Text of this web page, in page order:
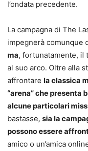
l’ondata precedente.
La campagna di The
impegnerà comunque
ma, fortunatamente, il
al suo arco. Oltre alla
affrontare la classica
“arena” che presenta
alcune particolari
bastasse, sia la
possono essere
amico o un’amica